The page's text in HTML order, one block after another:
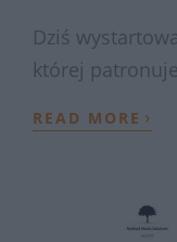
Dziś
której
READ MORE ›